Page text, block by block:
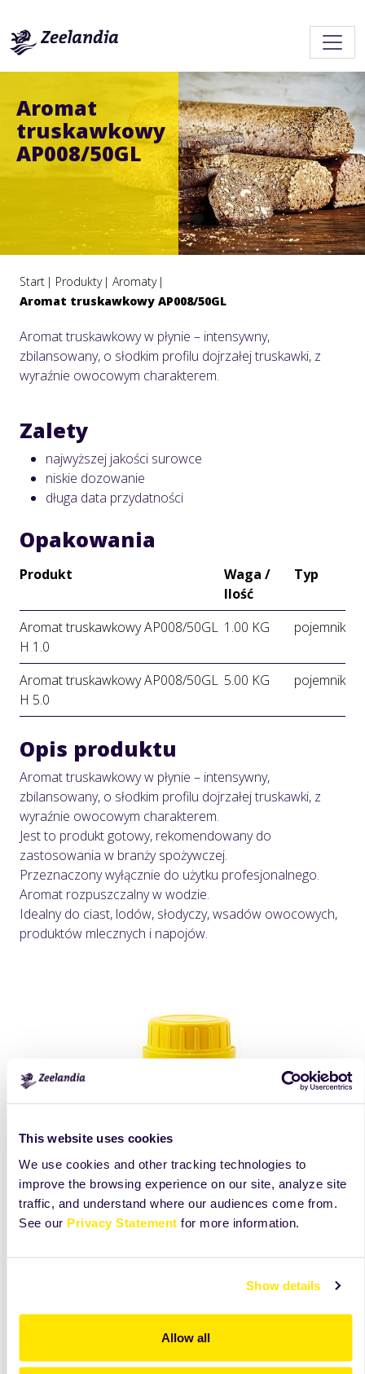
This website uses cookies
We use cookies and other tracking technologies to
improve the browsing experience on our site, analyze site
traffic, and understand where our audiences come from.
See our Privacy Statement for more information.
Show details
Allow all
Aromat
truskawkowy
AP008/50GL
Start Produkty
Aromaty
Aromat truskawkowy AP008/50GL
Aromat truskawkowy w płynie – intensywny,
zbilansowany, o słodkim profilu dojrzałej truskawki, z
wyraźnie owocowym charakterem.
Zalety
najwyższej jakości surowce
niskie dozowanie
długa data przydatności
Opakowania
Produkt
Waga /
Ilość
Typ
Aromat truskawkowy AP008/50GL
H 1.0
1.00 KG pojemnik
Aromat truskawkowy AP008/50GL
H 5.0
5.00 KG pojemnik
Opis produktu
Aromat truskawkowy w płynie – intensywny,
zbilansowany, o słodkim profilu dojrzałej truskawki, z
wyraźnie owocowym charakterem.
Jest to produkt gotowy, rekomendowany do
zastosowania w branży spożywczej.
Przeznaczony wyłącznie do użytku profesjonalnego.
Aromat rozpuszczalny w wodzie.
Idealny do ciast, lodów, słodyczy, wsadów owocowych,
produktów mlecznych i napojów.